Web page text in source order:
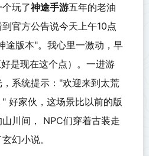
玩了神途手游五年的老油
官方公告说今天上午10点
版本"。我心里一激动，早
好是现在这个点）。一进游
系统提示："欢迎来到太荒
好家伙，这场景比以前的版
川间， NPC们穿着古装走
幻小说。